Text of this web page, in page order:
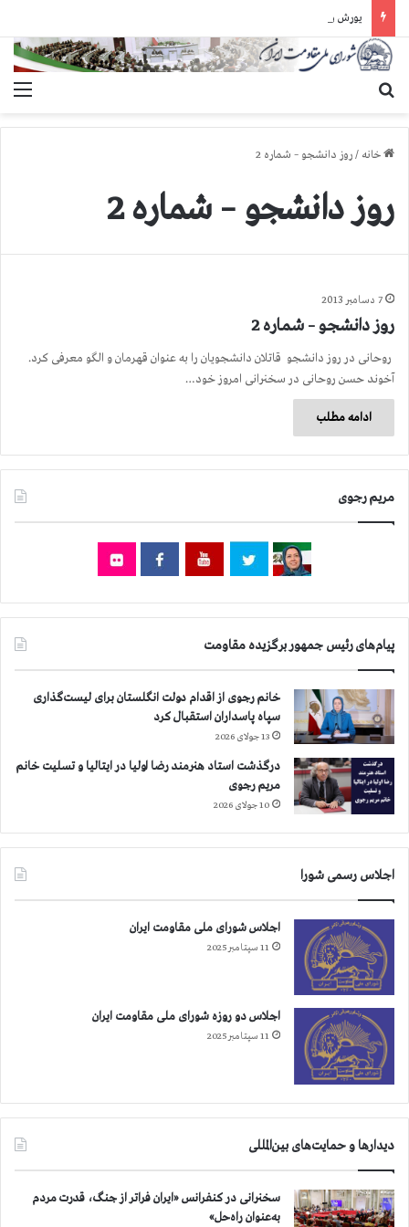
خانه /روز دانشجو – شماره 2
روز دانشجو – شماره 2
7 دسامبر 2013
روز دانشجو – شماره 2
روحانی در روز دانشجو قاتلان دانشجویان را به عنوان قهرمان و الگو معرفی كرد.
آخوند حسن روحانی در سخنرانی امروز خود…
ادامه مطلب
مریم رجوی
پیام‌های رئیس جمهور برگزیده مقاومت
خانم رجوی از اقدام دولت انگلستان برای لیست‌گذاری
سپاه پاسداران استقبال کرد
13 جولای 2026
درگذشت استاد هنرمند رضا اولیا در ایتالیا و تسلیت خانم
مریم رجوی
10 جولای 2026
اجلاس رسمی شورا
اجلاس شورای ملی مقاومت ایران
11 سپتامبر 2025
اجلاس دو روزه شورای ملی مقاومت ایران
11 سپتامبر 2025
دیدارها و حمایت‌های بین‌المللی
سخنرانی در کنفرانس «ایران فراتر از جنگ، قدرت مردم
به‌عنوان راه‌حل»